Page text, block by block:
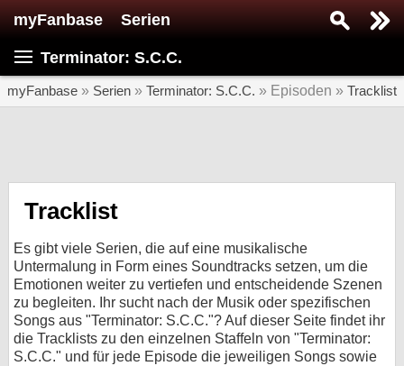
myFanbase Serien
Terminator: S.C.C.
myFanbase » Serien » Terminator: S.C.C. » Episoden » Tracklist
Tracklist
Es gibt viele Serien, die auf eine musikalische
Untermalung in Form eines Soundtracks setzen, um die
Emotionen weiter zu vertiefen und entscheidende Szenen
zu begleiten. Ihr sucht nach der Musik oder spezifischen
Songs aus "Terminator: S.C.C."? Auf dieser Seite findet ihr
die Tracklists zu den einzelnen Staffeln von "Terminator:
S.C.C." und für jede Episode die jeweiligen Songs sowie
SERIEN
KULTUR
Specials
SERVICE
Gewinnspiele